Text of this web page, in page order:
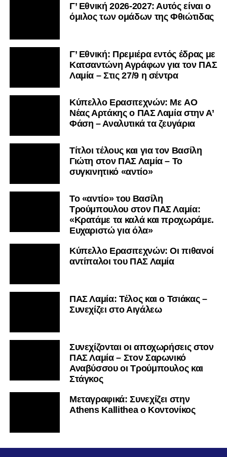
Γ’ Εθνική 2026-2027: Αυτός είναι ο
όμιλος των ομάδων της Φθιώτιδας
Γ’ Εθνική: Πρεμιέρα εντός έδρας με
Κατσαντώνη Αγράφων για τον ΠΑΣ
Λαμία – Στις 27/9 η σέντρα
Kύπελλο Ερασιτεχνών: Με AO
Nέας Αρτάκης ο ΠΑΣ Λαμία στην Α’
Φάση – Αναλυτικά τα ζευγάρια
Τίτλοι τέλους και για τον Βασίλη
Γιώτη στον ΠΑΣ Λαμία – Το
συγκινητικό «αντίο»
Το «αντίο» του Βασίλη
Τρούμπουλου στον ΠΑΣ Λαμία:
«Κρατάμε τα καλά και προχωράμε.
Ευχαριστώ για όλα»
Κύπελλο Ερασιτεχνών: Οι πιθανοί
αντίπαλοι του ΠΑΣ Λαμία
ΠΑΣ Λαμία: Τέλος και ο Τσιάκας –
Συνεχίζει στο Αιγάλεω
Συνεχίζονται οι αποχωρήσεις στον
ΠΑΣ Λαμία – Στον Σαρωνικό
Αναβύσσου οι Τρούμπουλος και
Στάγκος
Mεταγραφικά: Συνεχίζει στην
Athens Kallithea ο Κοντονίκος